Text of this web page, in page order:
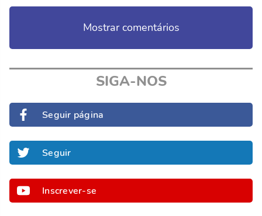
Mostrar comentários
SIGA-NOS
Seguir página
Seguir
Inscrever-se